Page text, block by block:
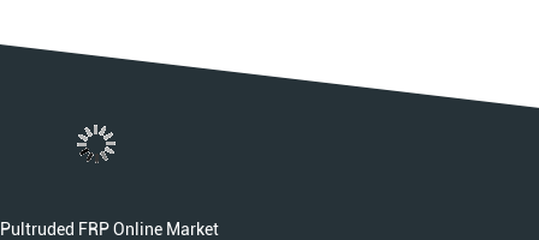
Pultruded FRP Online Market